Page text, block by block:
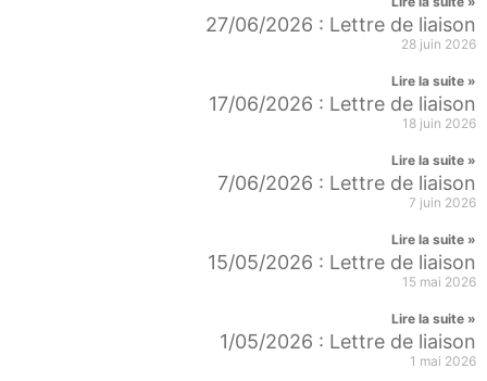
27/06/2026 : Lettre de liaison
28 juin 2026
Lire la suite »
17/06/2026 : Lettre de liaison
18 juin 2026
Lire la suite »
7/06/2026 : Lettre de liaison
7 juin 2026
Lire la suite »
15/05/2026 : Lettre de liaison
15 mai 2026
Lire la suite »
1/05/2026 : Lettre de liaison
1 mai 2026